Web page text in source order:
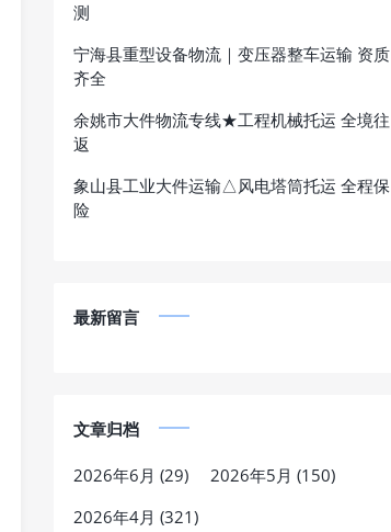
测
宁海县重型设备物流｜变压器整车运输 资质
齐全
余姚市大件物流专线★工程机械托运 全境往
返
象山县工业大件运输△风电塔筒托运 全程保
险
最新留言
文章归档
2026年6月 (29)
2026年5月 (150)
2026年4月 (321)